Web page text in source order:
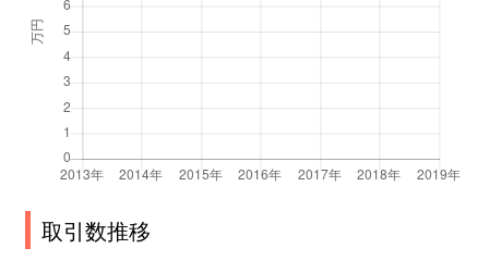
取引数推移